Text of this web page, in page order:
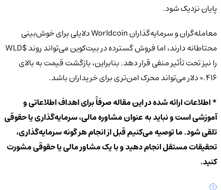
پایان نزدیک شود.
معامله‌گران و سرمایه‌گذاران Worldcoin دلایلی برای خوش‌بینی
محتاطانه دارند، اما فروش گسترده در بیت‌کوین می‌تواند روند $WLD
را نیز تحت تأثیر منفی قرار دهد. بنابراین، بازگشت قیمت به بالای
0.416 دلار می‌تواند محرک امن‌تری برای خریداران باشد.
* اطلاعات ارائه شده در این مقاله صرفاً برای اهداف اطلاعاتی و
آموزشی است و نباید به عنوان مشاوره مالی، سرمایه‌گذاری یا حقوقی
تلقی شود. ما توصیه می‌کنیم قبل از انجام هر گونه سرمایه‌گذاری،
تحقیقات مستقل انجام دهید و با یک مشاور مالی یا حقوقی مشورت
کنید.